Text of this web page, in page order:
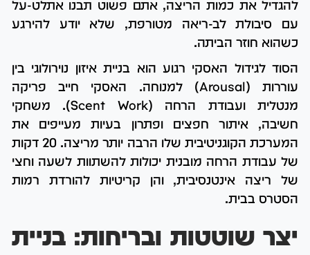
להגדיל את כמות הריצה, אתם פשוט תבנו אתלט-על
עם סיבולת לב-ריאה מטורפת, שלא יודע להירגע
כשהוא חוזר הביתה.
הסוד לגידול האסקי רגוע הוא בניית איזון נוירולוגי בין
עוררות (Arousal) למנוחה. האסקי חייב פריקה
מנטלית ועבודת הרחה (Scent Work). משחקי
חשיבה, איתור חפצים ופתרון בעיות מעייפים את
המערכת הקוגניטיבית שלו הרבה יותר מריצה. 20 דקות
של עבודת הרחה מובנית יכולות להשתוות לשעה וחצי
של ריצה אינטנסיבית, והן קריטיות להורדת רמות
הסטרס בבית.
יצר שוטטות ובריחות: בניית